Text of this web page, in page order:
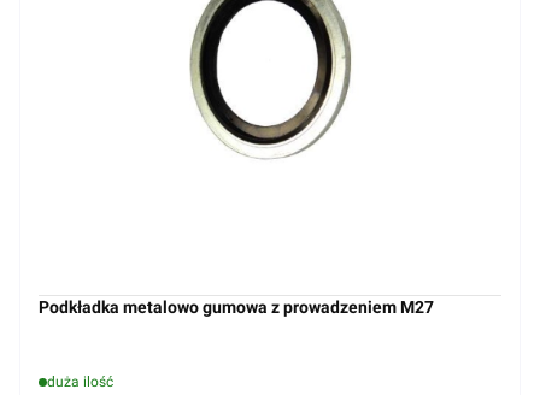
Podkładka metalowo gumowa z prowadzeniem M27
duża ilość